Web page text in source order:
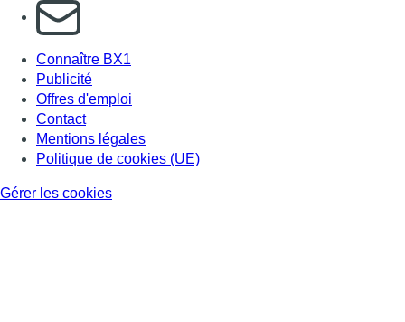
S'abonner à notre newsletter
Connaître BX1
Publicité
Offres d'emploi
Contact
Mentions légales
Politique de cookies (UE)
Gérer les cookies